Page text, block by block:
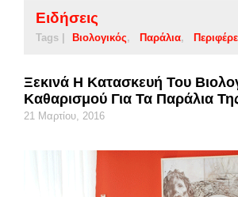
Ειδήσεις
Tags | Βιολογικός Παράλια
Ξεκινά Η Κατασκευή Του
Καθαρισμού Για Τα Παράλια
21 Μαρτίου, 2016